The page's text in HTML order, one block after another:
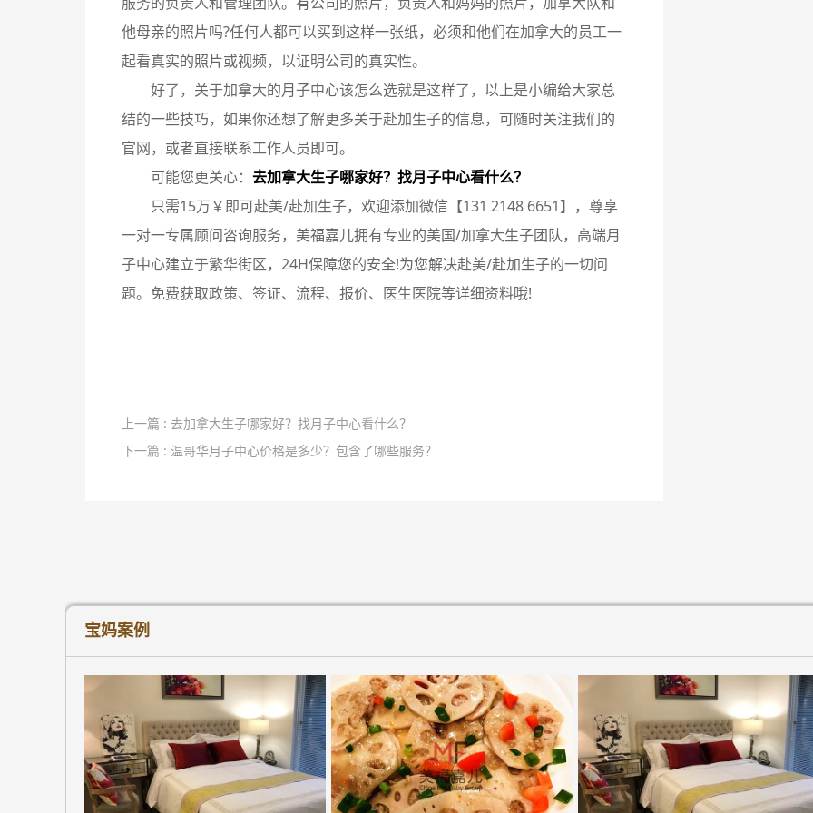
他母亲的照片吗?任何人都可以买到这样一张纸，必须和他们在加拿大的员工一
起看真实的照片或视频，以证明公司的真实性。
好了，关于加拿大的月子中心该怎么选就是这样了，以上是小编给大家总
结的一些技巧，如果你还想了解更多关于赴加生子的信息，可随时关注我们的
官网，或者直接联系工作人员即可。
可能您更关心： 去加拿大生子哪家好？找月子中心看什么？
只需15万￥即可赴美/赴加生子，欢迎添加微信【131 2148 6651】，尊享
一对一专属顾问咨询服务，美福嘉儿拥有专业的美国/加拿大生子团队，高端月
子中心建立于繁华街区，24H保障您的安全!为您解决赴美/赴加生子的一切问
题。免费获取政策、签证、流程、报价、医生医院等详细资料哦!
上一篇 : 去加拿大生子哪家好？找月子中心看什么？
下一篇 : 温哥华月子中心价格是多少？包含了哪些服务？
宝妈案例